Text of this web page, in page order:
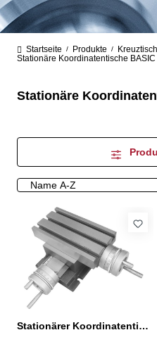
Startseite / Produkte /
Stationäre Koordinatentische BASIC
Stationäre
Stationärer Koordinatentisch KT2, 185 x 100 mm